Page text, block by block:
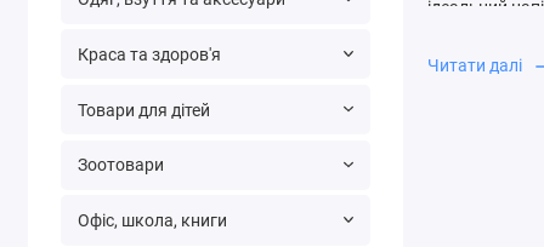
Краса та здоров'я
Товари для дітей
Зоотовари
Офіс, школа, книги
ідеальний
температуру,
Читати далі